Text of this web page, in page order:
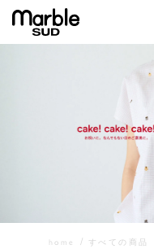
home すべての商品